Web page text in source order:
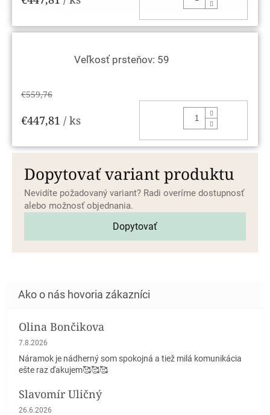
Veľkosť prsteňov: 59
€559,76
€447,81 / ks
Dopytovať variant produktu
Nevidíte požadovaný variant? Radi overíme dostupnosť
alebo možnosť objednania.
Dopytovať
Olina Bončikova
Hodnotenie obchodu je 5 z 5 hviezdičiek.
7.8.2026
Náramok je nádherný som spokojná a tiež milá komunikácia
ešte raz ďakujem🥰🥰🥰
Slavomír Uličný
Hodnotenie obchodu je 5 z 5 hviezdičiek.
26.6.2026